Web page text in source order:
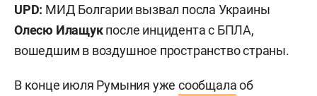
UPD: МИД Болгарии вызвал посла Украины
Олесю Илащукпосле инцидента с БПЛА,
вошедшим в воздушное пространство страны.
В конце июля Румыния ужесообщалаоб